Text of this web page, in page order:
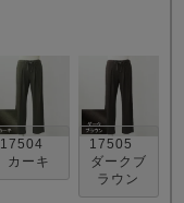
新着商品
17504
カーキ
17505
ダークブ
ラウン